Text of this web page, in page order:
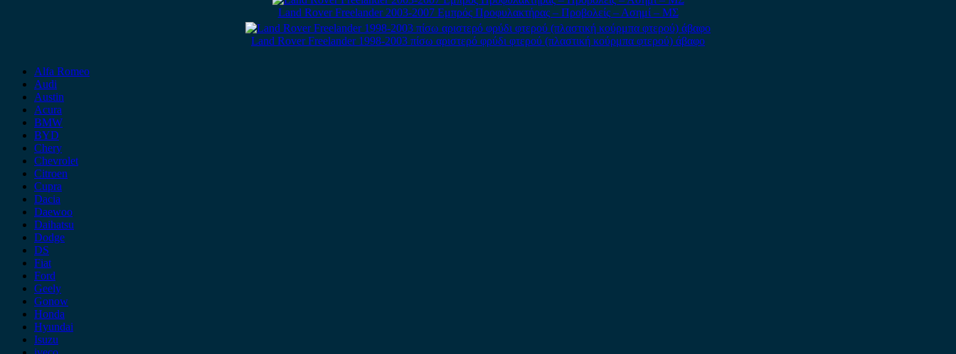
Land Rover Freelander 2003-2007 Εμπρός Προφυλακτήρας – Προβολείς – Ασημί – ΜΣ
Land Rover Freelander 1998-2003 πίσω αριστερό φρύδι φτερού (πλαστική κούρμπα φτερού) άβαφο
Alfa Romeo
Audi
Austin
Acura
BMW
BYD
Chery
Chevrolet
Citroen
Cupra
Dacia
Daewoo
Daihatsu
Dodge
DS
Fiat
Ford
Geely
Gonow
Honda
Hyundai
Isuzu